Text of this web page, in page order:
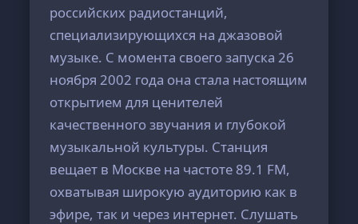
российских радиостанций,
специализирующихся на джазовой
музыке. С момента своего запуска 26
ноября 2002 года она стала настоящим
открытием для ценителей
качественного звучания и глубокой
музыкальной культуры. Станция
вещает в Москве на частоте 89.1 FM,
охватывая широкую аудиторию как в
эфире, так и через интернет. Слушать